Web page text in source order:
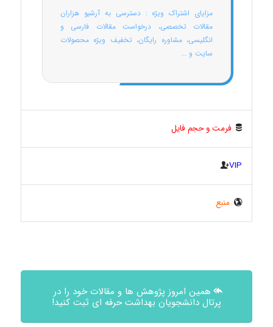
مزایای اشتراک ویژه : دسترسی به آرشیو هزاران
مقالات تخصصی، درخواست مقالات فارسی و
انگلیسی، مشاوره رایگان، تخفیف ویژه محصولات
سایت و ...
فرمت و حجم فایل
VIP
منبع
همین امروز پژوهش ها و مقالات خود را در
پرتال دانشجویان بهداشت حرفه ای ثبت کنید!